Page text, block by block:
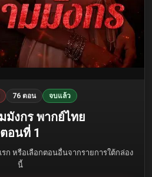
76 ตอน จบแล้ว
มังกร พากย์ไทย
ตอนที่ 1
ก หรือเลือกตอนอื่นจากรายการใต้กล่อง
นี้